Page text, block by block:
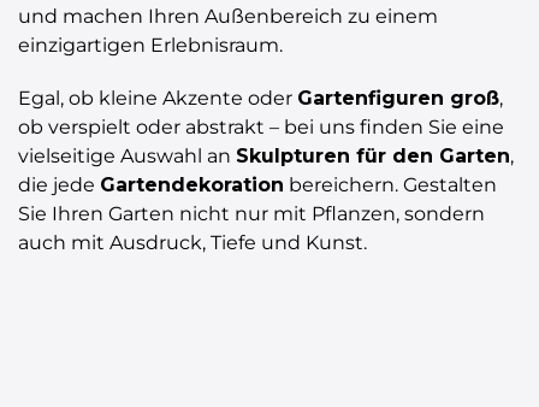
und machen Ihren Außenbereich zu einem
einzigartigen Erlebnisraum.
Egal, ob kleine Akzente oder Gartenfiguren groß,
ob verspielt oder abstrakt – bei uns finden Sie eine
vielseitige Auswahl an Skulpturen für den Garten,
die jede Gartendekoration bereichern. Gestalten
Sie Ihren Garten nicht nur mit Pflanzen, sondern
auch mit Ausdruck, Tiefe und Kunst.